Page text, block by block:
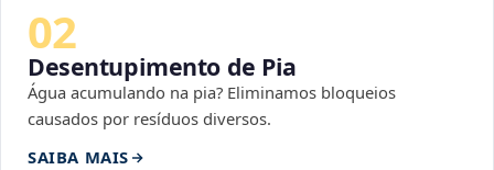
02
Desentupimento de Pia
Água acumulando na pia? Eliminamos bloqueios
causados por resíduos diversos.
SAIBA MAIS